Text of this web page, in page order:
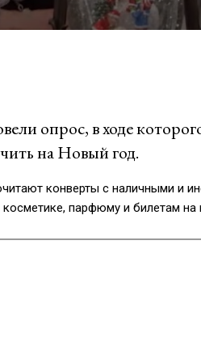
опрос, в ходе
на Новый год.
конверты с наличными и
парфюму и билетам на